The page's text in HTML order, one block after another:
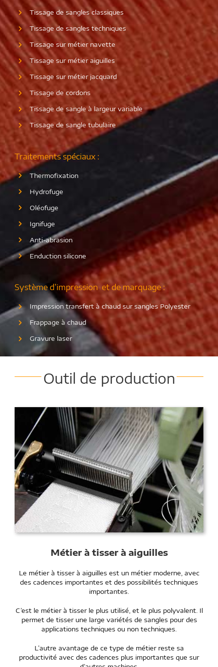
Tissage de sangles classiques
Tissage de sangles techniques
Tissage sur métier navette
Tissage sur métier aiguilles
Tissage sur métier jacquard
Tissage de cordons
Tissage de sangle à largeur variable
Tissage de sangle tubulaire
Traitements spéciaux :
Thermofixation
Hydrofuge
Oléofuge
Ignifuge
Anti-abrasion
Enduction silicone
Système d’impression et de marquage :
Impression transfert à chaud sur sangles Polyester
Frappage à chaud
Gravure laser
Outil de production
Métier à tisser à aiguilles
Le métier à tisser à aiguilles est un métier moderne, avec
des cadences importantes et des possibilités techniques
importantes.
C’est le métier à tisser le plus utilisé, et le plus polyvalent. Il
permet de tisser une large variétés de sangles pour des
applications techniques ou non techniques.
L’autre avantage de ce type de métier reste sa
productivité avec des cadences plus importantes que sur